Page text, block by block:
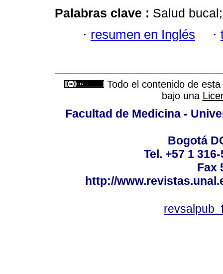
Palabras clave : Salud
· resumen en Inglés ·
Todo el contenido de
bajo una
Facultad de Medicina -
Bogotá
Tel. +57 1
Fax
http://